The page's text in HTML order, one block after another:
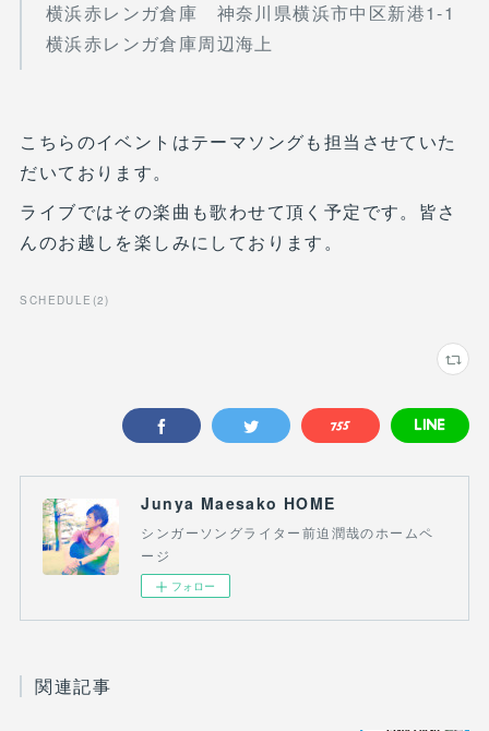
横浜赤レンガ倉庫 神奈川県横浜市中区新港1-1
横浜赤レンガ倉庫周辺海上
こちらのイベントはテーマソングも担当させていた
だいております。
ライブではその楽曲も歌わせて頂く予定です。皆さ
んのお越しを楽しみにしております。
SCHEDULE (2)
Junya Maesako HOME
シンガーソングライター前迫潤哉のホームペ
ージ
フォロー
関連記事